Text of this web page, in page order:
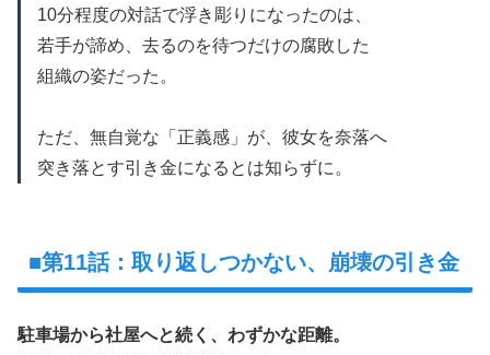
10分程度の対話で浮き彫りになったのは、
若手が諦め、去るのを待つだけの腐敗した
組織の姿だった。
ただ、無自覚な「正義感」が、彼女を奈落へ
突き落とす引き金になるとは知らずに。
■第11話：取り返しつかない、崩壊の引き金
駐車場から社屋へと続く、わずかな距離。